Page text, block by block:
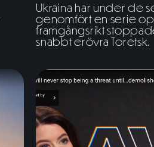
Ukraina har under de
genomfört en serie
framgångsrikt
snabbt erövra Toretsk.